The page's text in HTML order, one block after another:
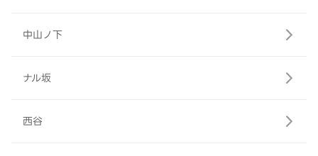
中山ノ下
ナル坂
西谷